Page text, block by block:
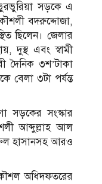
সড়কে এ
বদরুদ্দোজা,
ছিলেন। জেলার
দুস্থ এবং স্বামী
দৈনিক ৩শ’টাকা
বেলা ৩টা পর্যন্ত
সড়কের সংস্কার
আব্দুল্লাহ আল
হাসানসহ আরও
অধিদফতরের